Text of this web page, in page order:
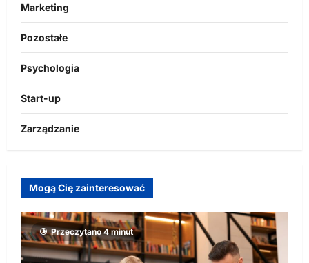
Marketing
Pozostałe
Psychologia
Start-up
Zarządzanie
Mogą Cię zainteresować
Przeczytano 4 minut